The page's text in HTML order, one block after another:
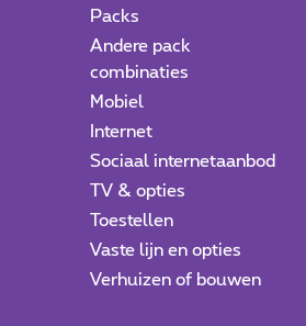
Packs
Andere pack
combinaties
Mobiel
Internet
Sociaal internetaanbod
TV & opties
Toestellen
Vaste lijn en opties
Verhuizen of bouwen